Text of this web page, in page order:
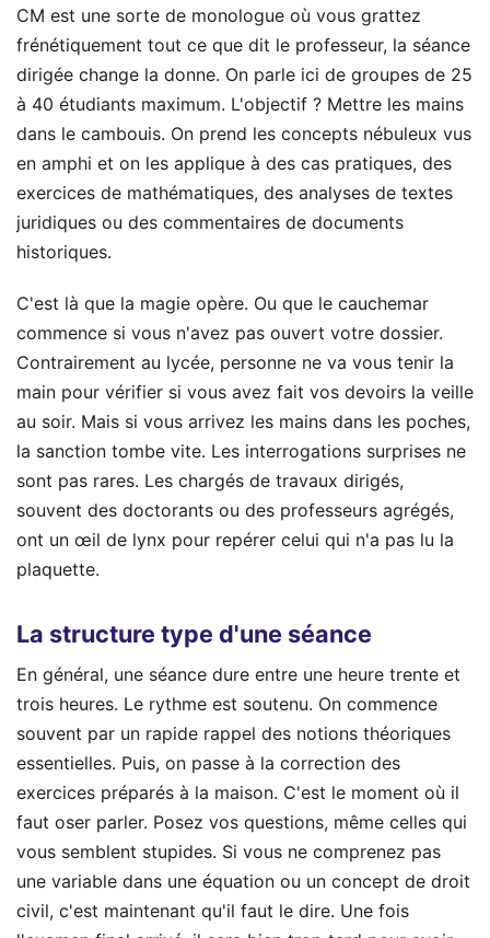
CM est une sorte de monologue où vous grattez
frénétiquement tout ce que dit le professeur, la séance
dirigée change la donne. On parle ici de groupes de 25
à 40 étudiants maximum. L'objectif ? Mettre les mains
dans le cambouis. On prend les concepts nébuleux vus
en amphi et on les applique à des cas pratiques, des
exercices de mathématiques, des analyses de textes
juridiques ou des commentaires de documents
historiques.
C'est là que la magie opère. Ou que le cauchemar
commence si vous n'avez pas ouvert votre dossier.
Contrairement au lycée, personne ne va vous tenir la
main pour vérifier si vous avez fait vos devoirs la veille
au soir. Mais si vous arrivez les mains dans les poches,
la sanction tombe vite. Les interrogations surprises ne
sont pas rares. Les chargés de travaux dirigés,
souvent des doctorants ou des professeurs agrégés,
ont un œil de lynx pour repérer celui qui n'a pas lu la
plaquette.
La structure type d'une séance
En général, une séance dure entre une heure trente et
trois heures. Le rythme est soutenu. On commence
souvent par un rapide rappel des notions théoriques
essentielles. Puis, on passe à la correction des
exercices préparés à la maison. C'est le moment où il
faut oser parler. Posez vos questions, même celles qui
vous semblent stupides. Si vous ne comprenez pas
une variable dans une équation ou un concept de droit
civil, c'est maintenant qu'il faut le dire. Une fois